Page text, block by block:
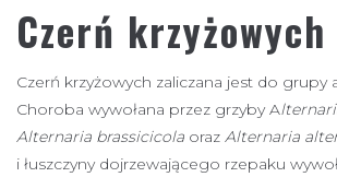
Czerń krzyżowych
Czerń krzyżowych zaliczana jest do grupy
Choroba wywołana przez grzyby A
Alternaria brassicicola oraz Alternaria
i łuszczyny dojrzewającego rzepaku